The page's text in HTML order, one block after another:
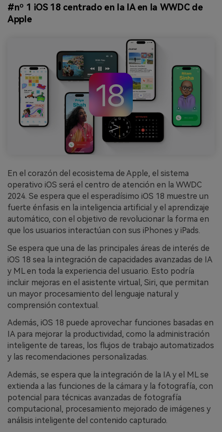
#nº 1 iOS 18 centrado en la IA en la WWDC de
Apple
En el corazón del ecosistema de Apple, el sistema
operativo iOS será el centro de atención en la WWDC
2024. Se espera que el esperadísimo iOS 18 muestre un
fuerte énfasis en la inteligencia artificial y el aprendizaje
automático, con el objetivo de revolucionar la forma en
que los usuarios interactúan con sus iPhones y iPads.
Se espera que una de las principales áreas de interés de
iOS 18 sea la integración de capacidades avanzadas de IA
y ML en toda la experiencia del usuario. Esto podría
incluir mejoras en el asistente virtual, Siri, que permitan
un mayor procesamiento del lenguaje natural y
comprensión contextual.
Además, iOS 18 puede aprovechar funciones basadas en
IA para mejorar la productividad, como la administración
inteligente de tareas, los flujos de trabajo automatizados
y las recomendaciones personalizadas.
Además, se espera que la integración de la IA y el ML se
extienda a las funciones de la cámara y la fotografía, con
potencial para técnicas avanzadas de fotografía
computacional, procesamiento mejorado de imágenes y
análisis inteligente del contenido capturado.